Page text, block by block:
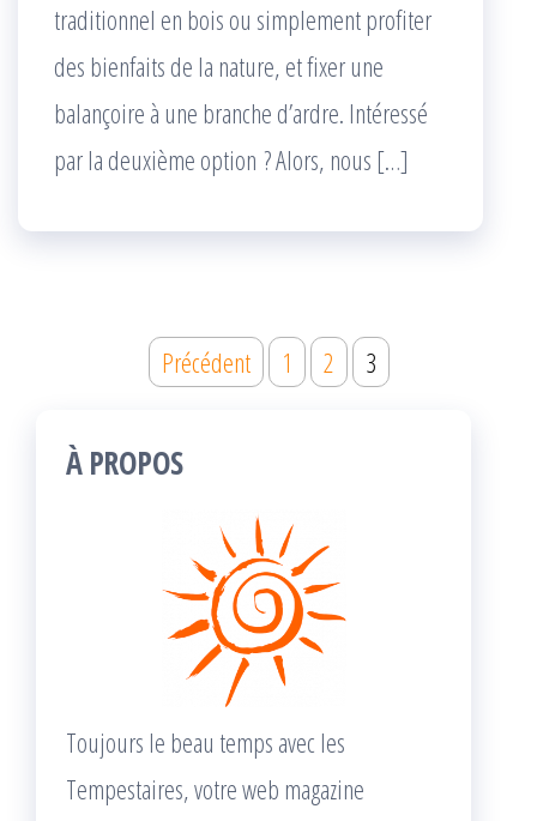
traditionnel en bois ou simplement profiter
des bienfaits de la nature, et fixer une
balançoire à une branche d’ardre. Intéressé
par la deuxième option ? Alors, nous […]
Navigation
articles
Précédent 1 2 3
À PROPOS
Toujours le beau temps avec les
Tempestaires, votre web magazine